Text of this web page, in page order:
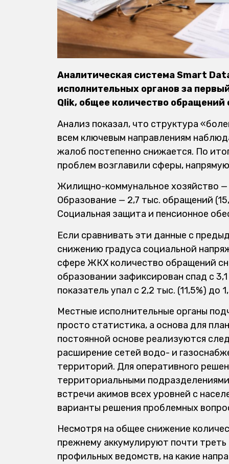
Аналитическая система Smart
исполнительных органов за
Qlik, общее количество обращений
Анализ показал, что структура
всем ключевым направлениям
жалоб постепенно снижается. По
проблем возглавили сферы,
Жилищно-коммунальное хозяйство —
Образование — 2,7 тыс. обращений
Социальная защита и пенсионное
Если сравнивать эти данные с
снижению градуса социальной
сфере ЖКХ количество обращений
образовании зафиксирован спад с
показатель упал с 2,2 тыс. (11,5%) до
Местные исполнительные органы
просто статистика, а основа для
постоянной основе реализуются
расширение сетей водо- и
территорий. Для оперативного
территориальными
встречи акимов всех уровней с
варианты решения проблемных
Несмотря на общее снижение
прежнему аккумулируют почти
профильных ведомств, на какие